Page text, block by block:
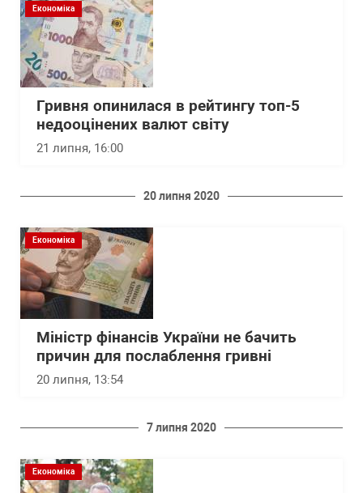
Економіка
Гривня опинилася в рейтингу топ-5
недооцінених валют світу
21 липня, 16:00
20 липня 2020
Економіка
Міністр фінансів України не бачить
причин для послаблення гривні
20 липня, 13:54
7 липня 2020
Економіка